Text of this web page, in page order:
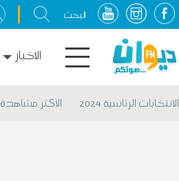
الاخبار
الانتخابات الرئاسية 2024 الأكثر مشاهدة